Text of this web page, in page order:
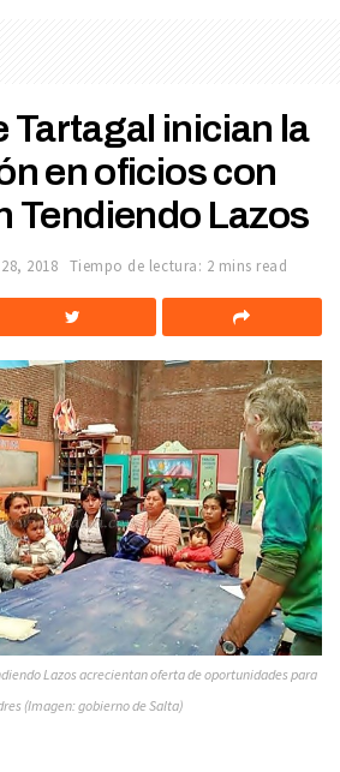
Tartagal inician la
en oficios con
Tendiendo Lazos
2018 Tiempo de lectura: 2 mins read
Lazos acrecientan oferta de oportunidades para
(Imagen: gobierno de Salta)